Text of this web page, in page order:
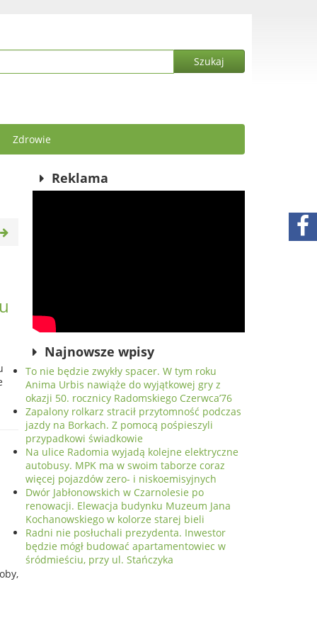
Zdrowie
Reklama
Najnowsze wpisy
To nie będzie zwykły spacer. W tym roku
Anima Urbis nawiąże do wyjątkowej gry z
okazji 50. rocznicy Radomskiego Czerwca’76
Zapalony rolkarz stracił przytomność podczas
jazdy na Borkach. Z pomocą pośpieszyli
przypadkowi świadkowie
Na ulice Radomia wyjadą kolejne elektryczne
autobusy. MPK ma w swoim taborze coraz
więcej pojazdów zero- i niskoemisyjnych
Dwór Jabłonowskich w Czarnolesie po
renowacji. Elewacja budynku Muzeum Jana
Kochanowskiego w kolorze starej bieli
Radni nie posłuchali prezydenta. Inwestor
będzie mógł budować apartamentowiec w
śródmieściu, przy ul. Stańczyka